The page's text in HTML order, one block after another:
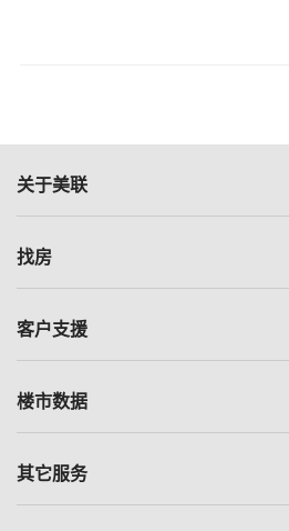
关于美联
美联集团
人才招募
找房
一手新房
减价
美联豪宅
独家楼盘
客户支援
自助放盘
查询热线
楼市数据
指数
其它服务